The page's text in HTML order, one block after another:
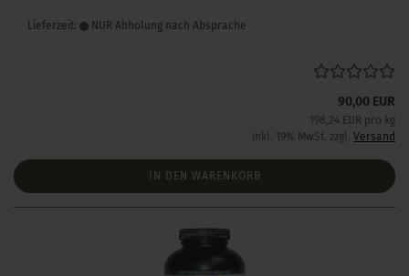
Lieferzeit: NUR Abholung nach Absprache
90,00 EUR
198,24 EUR pro kg
inkl. 19% MwSt. zzgl. Versand
IN DEN WARENKORB